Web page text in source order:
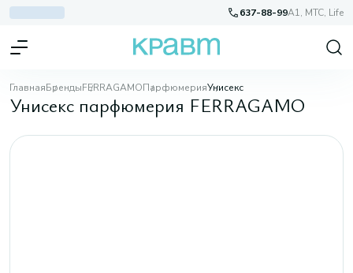
637-88-99A1, МТС, Life
ГлавнаяБрендыFERRAGAMOПарфюмерияУнисекс
Унисекс парфюмерия FERRAGAMO